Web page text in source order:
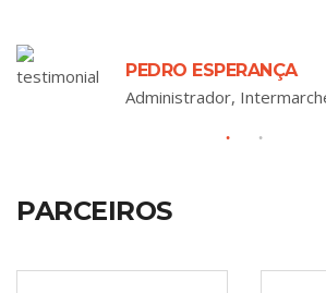
PEDRO ESPERANÇA
Administrador,
PARCEIROS